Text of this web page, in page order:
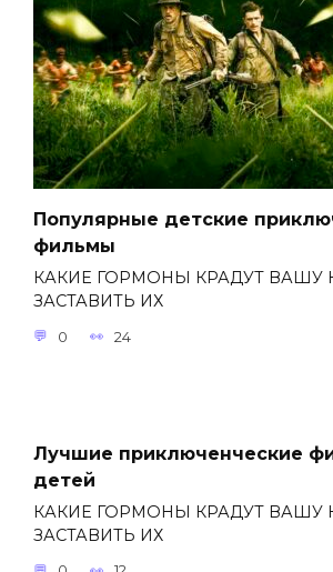
Популярные детские
фильмы
КАКИЕ ГОРМОНЫ КРАДУТ ВАШУ
ЗАСТАВИТЬ ИХ
0 24
Лучшие приключенческие
детей
КАКИЕ ГОРМОНЫ КРАДУТ ВАШУ
ЗАСТАВИТЬ ИХ